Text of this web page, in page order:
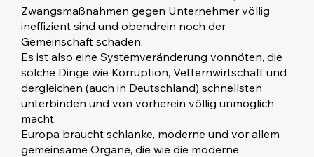
Zwangsmaßnahmen gegen Unternehmer völlig
ineffizient sind und obendrein noch der
Gemeinschaft schaden.
Es ist also eine Systemveränderung vonnöten, die
solche Dinge wie Korruption, Vetternwirtschaft und
dergleichen (auch in Deutschland) schnellsten
unterbinden und von vorherein völlig unmöglich
macht.
Europa braucht schlanke, moderne und vor allem
gemeinsame Organe, die wie die moderne